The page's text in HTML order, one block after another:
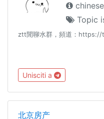
chinese
Topic
ztt閒聊水群，頻道：
Unisciti a
北京房产